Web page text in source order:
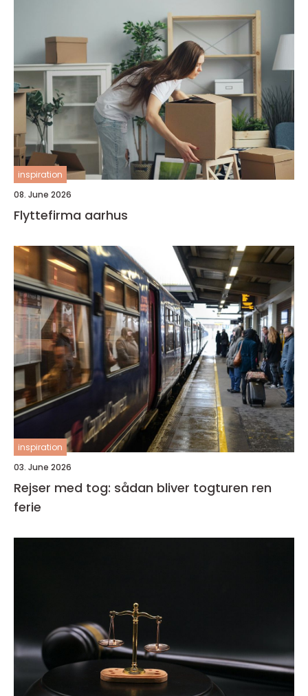
inspiration
08. June 2026
Flyttefirma aarhus
inspiration
03. June 2026
Rejser med tog: sådan bliver togturen ren
ferie